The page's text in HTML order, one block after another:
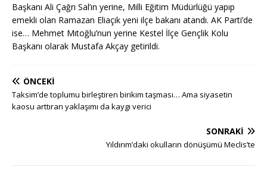
Başkanı Ali Çağrı Sal’ın yerine, Milli Eğitim Müdürlüğü yapıp
emekli olan Ramazan Eliaçık yeni ilçe bakanı atandı. AK Parti’de
ise… Mehmet Mıtoğlu’nun yerine Kestel İlçe Gençlik Kolu
Başkanı olarak Mustafa Akçay getirildi.
ÖNCEKI
Taksim’de toplumu birleştiren birikim taşması… Ama siyasetin
kaosu arttıran yaklaşımı da kaygı verici
SONRAKI
Yıldırım’daki okulların dönüşümü Meclis’te